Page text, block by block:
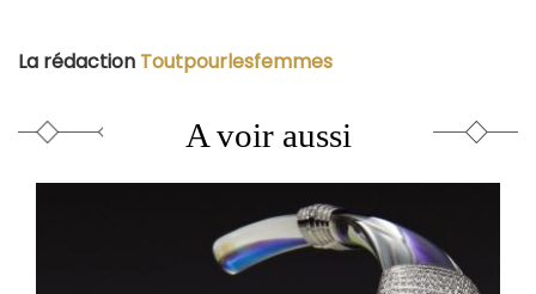
La rédaction Toutpourlesfemmes
A voir aussi